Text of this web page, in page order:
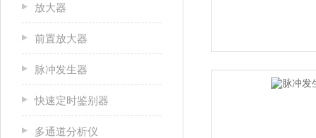
放大器
前置放大器
脉冲发生器
快速定时鉴别器
多通道分析仪